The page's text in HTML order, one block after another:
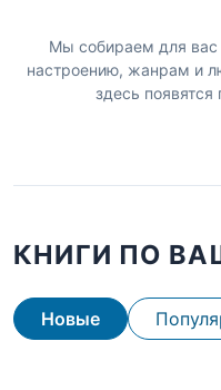
Мы собираем для вас
настроению, жанрам и
здесь появятся
КНИГИ ПО
Новые